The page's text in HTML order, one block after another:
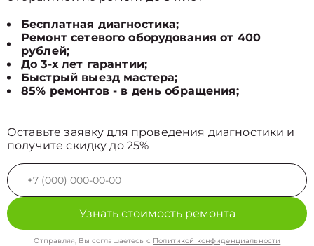
Бесплатная диагностика;
Ремонт сетевого оборудования от 400
рублей;
До 3-х лет гарантии;
Быстрый выезд мастера;
85% ремонтов - в день обращения;
Оставьте заявку для проведения диагностики и
получите скидку до 25%
Узнать стоимость ремонта
Отправляя, Вы соглашаетесь с Политикой конфиденциальности